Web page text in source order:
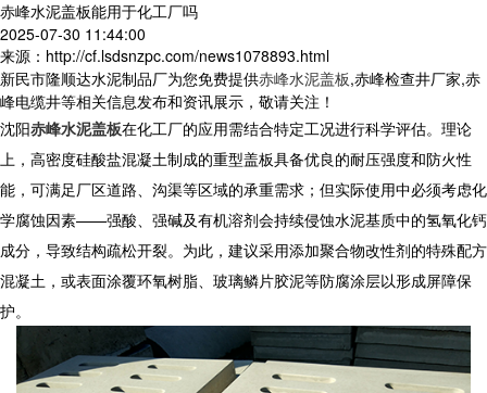
赤峰水泥盖板能用于化工厂吗
2025-07-30 11:44:00
来源：http://cf.lsdsnzpc.com/news1078893.html
新民市隆顺达水泥制品厂为您免费提供赤峰水泥盖板,赤峰检查井厂家,赤
峰电缆井等相关信息发布和资讯展示，敬请关注！
沈阳赤峰水泥盖板在化工厂的应用需结合特定工况进行科学评估。理论
上，高密度硅酸盐混凝土制成的重型盖板具备优良的耐压强度和防火性
能，可满足厂区道路、沟渠等区域的承重需求；但实际使用中必须考虑化
学腐蚀因素——强酸、强碱及有机溶剂会持续侵蚀水泥基质中的氢氧化钙
成分，导致结构疏松开裂。为此，建议采用添加聚合物改性剂的特殊配方
混凝土，或表面涂覆环氧树脂、玻璃鳞片胶泥等防腐涂层以形成屏障保
护。